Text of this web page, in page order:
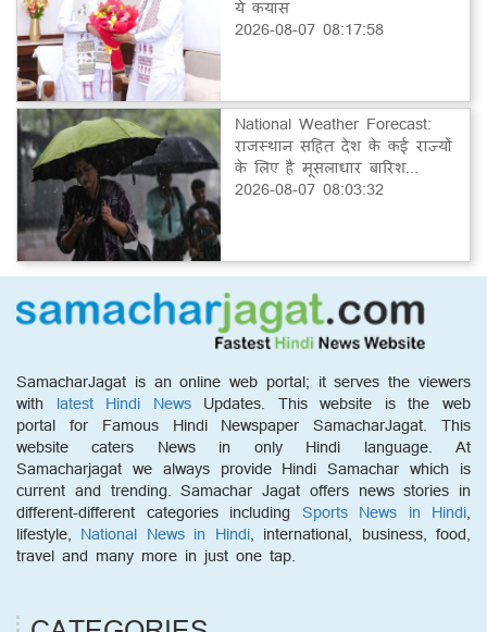
ये कयास
2026-08-07 08:17:58
National Weather Forecast:
राजस्थान सहित देश के कई राज्यों
के लिए है मूसलाधार बारिश...
2026-08-07 08:03:32
SamacharJagat is an online web portal; it serves the viewers
with latest Hindi NewsUpdates. This website is the web
portal for Famous Hindi Newspaper SamacharJagat. This
website caters News in only Hindi language. At
Samacharjagat we always provide Hindi Samachar which is
current and trending. Samachar Jagat offers news stories in
different-different categories including Sports News in Hindi,
lifestyle, National News in Hindi, international, business, food,
travel and many more in just one tap.